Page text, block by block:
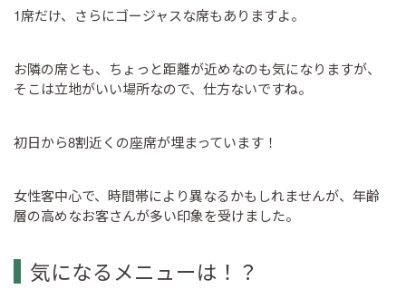
1席だけ、さらにゴージャスな席もありますよ。
お隣の席とも、ちょっと距離が近めなのも気になりますが、
そこは立地がいい場所なので、仕方ないですね。
初日から8割近くの座席が埋まっています！
女性客中心で、時間帯により異なるかもしれませんが、年齢
層の高めなお客さんが多い印象を受けました。
気になるメニューは！？